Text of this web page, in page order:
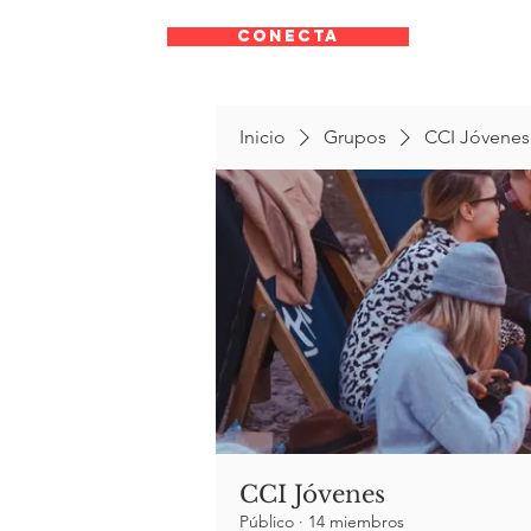
CONECTA
Inicio Grupos CCI Jóvenes
CCI Jóvenes
Público · 14 miembros